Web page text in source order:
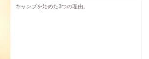
キャンプを始めた3つの理由。